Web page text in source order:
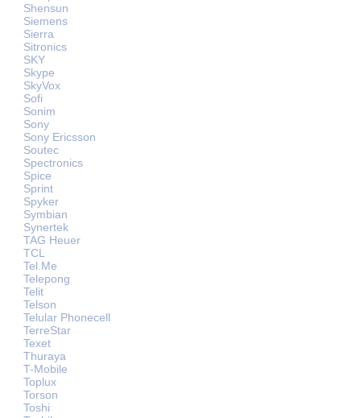
Shensun
Siemens
Sierra
Sitronics
SKY
Skype
SkyVox
Sofi
Sonim
Sony
Sony Ericsson
Soutec
Spectronics
Spice
Sprint
Spyker
Symbian
Synertek
TAG Heuer
TCL
Tel.Me
Telepong
Telit
Telson
Telular Phonecell
TerreStar
Texet
Thuraya
T-Mobile
Toplux
Torson
Toshi